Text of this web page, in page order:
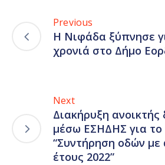
Previous
Η Νιφάδα ξύπνησε
χρονιά στο Δήμο
Next
Διακήρυξη ανοικτής
μέσω ΕΣΗΔΗΣ για το
“Συντήρηση οδών
έτους 2022”